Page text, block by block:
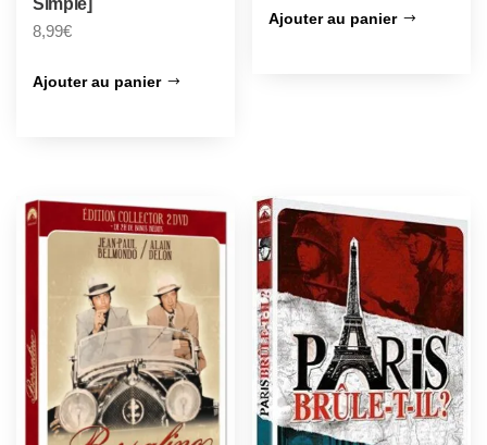
Simple]
8,99€
Ajouter au panier
Ajouter au panier